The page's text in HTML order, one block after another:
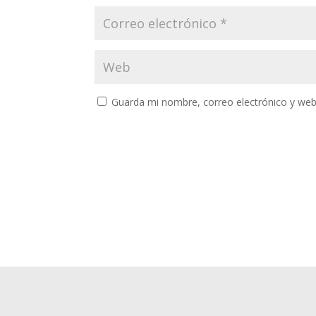
Guarda mi nombre, correo electrónico y